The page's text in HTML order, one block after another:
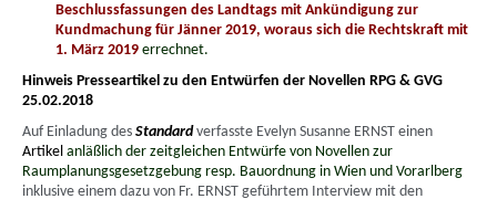
Beschlussfassungen des Landtags mit Ankündigung zur
Kundmachung für Jänner 2019, woraus sich die Rechtskraft mit
1. März 2019 errechnet.
Hinweis Presseartikel zu den Entwürfen der Novellen RPG & GVG
25.02.2018
Auf Einladung des Standard verfasste Evelyn Susanne ERNST einen
Artikel anläßlich der zeitgleichen Entwürfe von Novellen zur
Raumplanungsgesetzgebung resp. Bauordnung in Wien und Vorarlberg
inklusive einem dazu von Fr. ERNST geführtem Interview mit den